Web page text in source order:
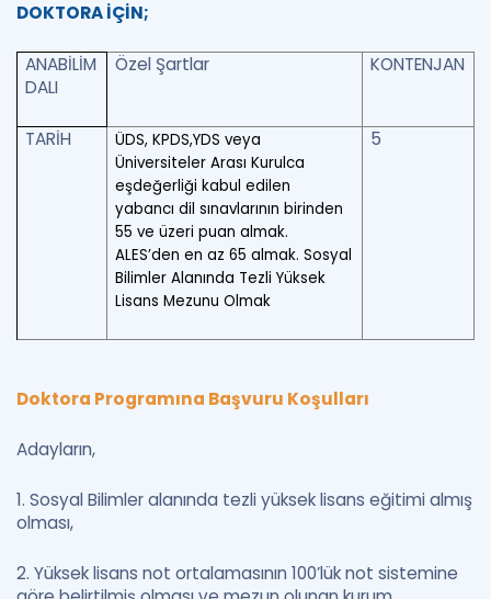
DOKTORA İÇİN;
ANABİLİM
DALI
Özel Şartlar KONTENJAN
TARİH
ÜDS, KPDS,YDS veya
Üniversiteler Arası Kurulca
eşdeğerliği kabul edilen
yabancı dil sınavlarının birinden
55 ve üzeri puan almak.
ALES’den en az 65 almak. Sosyal
Bilimler Alanında Tezli Yüksek
Lisans Mezunu Olmak
5
Doktora Programına Başvuru Koşulları
Adayların,
1. Sosyal Bilimler alanında tezli yüksek lisans eğitimi almış
olması,
2. Yüksek lisans not ortalamasının 100’lük not sistemine